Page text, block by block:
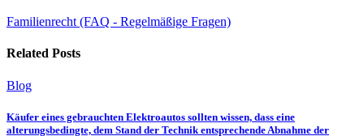
Familienrecht (FAQ - Regelmäßige Fragen)
Related Posts
Blog
Käufer eines gebrauchten Elektroautos sollten wissen, dass eine
alterungsbedingte, dem Stand der Technik entsprechende Abnahme der